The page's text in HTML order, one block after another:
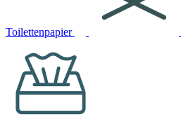
Toilettenpapier